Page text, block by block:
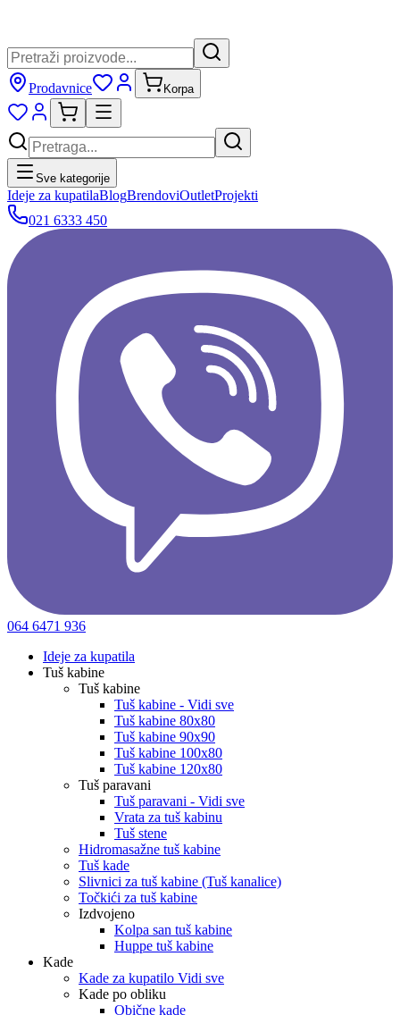
Prodavnice Korpa
Sve kategorije
Ideje za kupatilaBlogBrendoviOutletProjekti
021 6333 450
064 6471 936
Ideje za kupatila
Tuš kabine
Tuš kabine
Tuš kabine - Vidi sve
Tuš kabine 80x80
Tuš kabine 90x90
Tuš kabine 100x80
Tuš kabine 120x80
Tuš paravani
Tuš paravani - Vidi sve
Vrata za tuš kabinu
Tuš stene
Hidromasažne tuš kabine
Tuš kade
Slivnici za tuš kabine (Tuš kanalice)
Točkići za tuš kabine
Izdvojeno
Kolpa san tuš kabine
Huppe tuš kabine
Kade
Kade za kupatilo Vidi sve
Kade po obliku
Obične kade